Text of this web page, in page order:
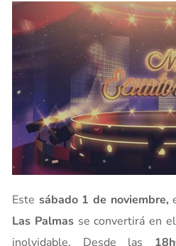
Este sábado 1 de noviembre,
Las Palmas se convertirá en
inolvidable. Desde las